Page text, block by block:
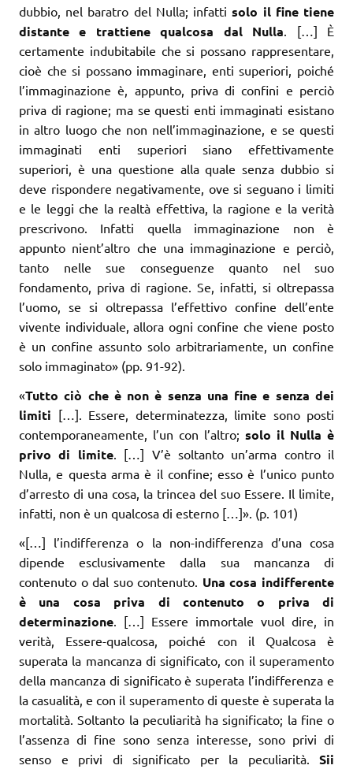
dubbio, nel baratro del Nulla; infattisolo il fine tiene
distante e trattiene qualcosa dal Nulla . […] È
certamente indubitabile che si possano rappresentare,
cioè che si possano immaginare, enti superiori, poiché
l’immaginazione è, appunto, priva di confini e perciò
priva di ragione; ma se questi enti immaginati esistano
in altro luogo che non nell’immaginazione, e se questi
immaginati enti superiori siano effettivamente
superiori, è una questione alla quale senza dubbio si
deve rispondere negativamente, ove si seguano i limiti
e le leggi che la realtà effettiva, la ragione e la verità
prescrivono. Infatti quella immaginazione non è
appunto nient’altro che una immaginazione e perciò,
tanto nelle sue conseguenze quanto nel suo
fondamento, priva di ragione. Se, infatti, si oltrepassa
l’uomo, se si oltrepassa l’effettivo confine dell’ente
vivente individuale, allora ogni confine che viene posto
è un confine assunto solo arbitrariamente, un confine
solo immaginato» (pp. 91-92).
«Tutto ciò che è non è senza una fine e senza dei
limiti […]. Essere, determinatezza, limite sono posti
contemporaneamente, l’un con l’altro; solo il Nulla è
privo di limite. […] V’è soltanto un’arma contro il
Nulla, e questa arma è il confine; esso è l’unico punto
d’arresto di una cosa, la trincea del suo Essere. Il limite,
infatti, non è un qualcosa di esterno […]». (p. 101)
«[…] l’indifferenza o la non-indifferenza d’una cosa
dipende esclusivamente dalla sua mancanza di
contenuto o dal suo contenuto. Una cosa indifferente
è una cosa priva di contenuto o priva di
determinazione . […] Essere immortale vuol dire, in
verità, Essere-qualcosa, poiché con il Qualcosa è
superata la mancanza di significato, con il superamento
della mancanza di significato è superata l’indifferenza e
la casualità, e con il superamento di queste è superata la
mortalità. Soltanto la peculiarità ha significato; la fine o
l’assenza di fine sono senza interesse, sono privi di
senso e privi di significato per la peculiarità. Sii